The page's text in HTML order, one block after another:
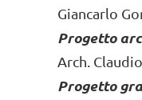
Giancarlo
Progetto
Arch.
Progetto